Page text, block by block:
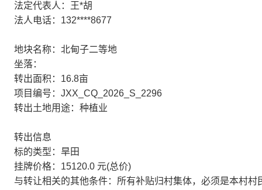
法定代表人：王*胡
法人电话：132****8677
地块名称：北甸子二等地
坐落：
转出面积：16.8亩
项目编号：JXX_CQ_2026_S_2296
转出土地用途：种植业
转出信息
标的类型：旱田
挂牌价格：15120.0 元(总价)
与转让相关的其他条件：所有补贴归村集体，必须是本村村